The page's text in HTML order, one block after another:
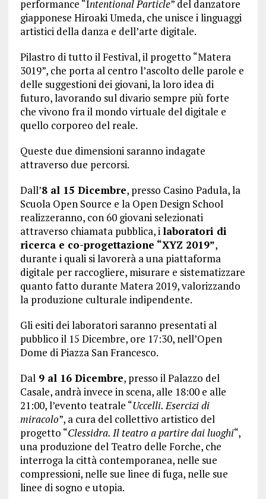
performance “Intentional Particle” del danzatore
giapponese Hiroaki Umeda, che unisce i linguaggi
artistici della danza e dell’arte digitale.
Pilastro di tutto il Festival, il progetto “Matera
3019”, che porta al centro l’ascolto delle parole e
delle suggestioni dei giovani, la loro idea di
futuro, lavorando sul divario sempre più forte
che vivono fra il mondo virtuale del digitale e
quello corporeo del reale.
Queste due dimensioni saranno indagate
attraverso due percorsi.
Dall’8 al 15 Dicembre, presso Casino Padula, la
Scuola Open Source e la Open Design School
realizzeranno, con 60 giovani selezionati
attraverso chiamata pubblica, ilaboratori di
ricerca e co-progettazione “XYZ 2019”,
durante i quali si lavorerà a una piattaforma
digitale per raccogliere, misurare e sistematizzare
quanto fatto durante Matera 2019, valorizzando
la produzione culturale indipendente.
Gli esiti dei laboratori saranno presentati al
pubblico il 15 Dicembre, ore 17:30, nell’Open
Dome di Piazza San Francesco.
Dal9 al 16 Dicembre, presso il Palazzo del
Casale, andrà invece in scena, alle 18:00 e alle
21:00, l’evento teatrale “Uccelli. Esercizi di
miracolo”, a cura del collettivo artistico del
progetto “Clessidra. Il teatro a partire dai luoghi“,
una produzione del Teatro delle Forche, che
interroga la città contemporanea, nelle sue
compressioni, nelle sue linee di fuga, nelle sue
linee di sogno e utopia.